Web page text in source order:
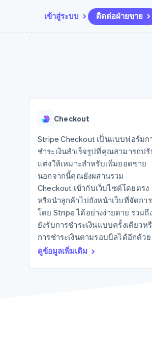
เข้าสู่ระบบ ติดต่อฝ่ายขาย
Radar
การก่อตั้งบริษัทส
Climate
การขจัดคาร์บอน
Stripe
เศรษฐกิจสำห
นทนาการสถานะ API
Checkout
Stripe Checkout เป็นแบบฟอร์มก
ชำระเงินสำเร็จรูปที่คุณสามารถป
แต่งให้เหมาะสำหรับเพิ่มยอดขาย
นอกจากนี้คุณยังผสานรวม
Checkout เข้ากับเว็บไซต์โดยตรง
หรือนำลูกค้าไปยังหน้าเว็บที่จัดการ
โดย Stripe ได้อย่างง่ายดาย รวมถึ
ยังรับการชำระเงินแบบครั้งเดียวห
การชำระเงินตามรอบบิลได้อีกด้วย
ดูข้อมูลเพิ่มเติม